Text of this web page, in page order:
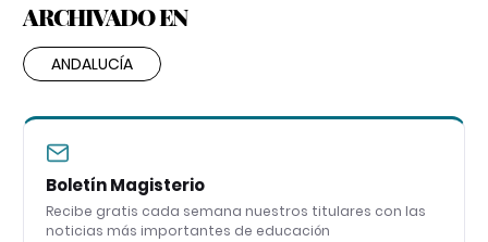
ARCHIVADO EN
ANDALUCÍA
Boletín Magisterio
Recibe gratis cada semana nuestros titulares con las
noticias más importantes de educación